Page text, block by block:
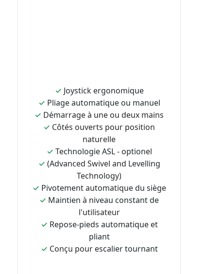
✓ Joystick ergonomique
✓ Pliage automatique ou manuel
✓ Démarrage à une ou deux mains
✓ Côtés ouverts pour position
naturelle
✓ Technologie ASL - optionel
✓ (Advanced Swivel and Levelling
Technology)
✓ Pivotement automatique du siège
✓ Maintien à niveau constant de
l'utilisateur
✓ Repose-pieds automatique et
pliant
✓ Conçu pour escalier tournant